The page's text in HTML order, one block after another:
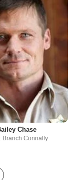
Chase
Branch Connally